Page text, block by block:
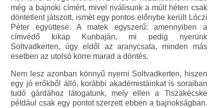
még a bajnoki címért, mivel riválisunk a múlt héten csak
döntetlent játszott, ismét egy pontos előnybe került Lóczi
Péter együttese. A matek egyszerű: amennyiben a
címvédő kikap Kunbaján, mi pedig nyerünk
Soltvadkerten, úgy eldől az aranycsata, minden más
esetben az utolsó körre marad a döntés.
Nem lesz azonban könnyű nyerni Soltvadkerten, hiszen
egy jó erőkből álló, korábbi akadémistáinkat is soraiban
tudó gárdához látogatunk, mely ellen a Tiszakécske
például csak egy pontot szerzett ebben a bajnokságban.